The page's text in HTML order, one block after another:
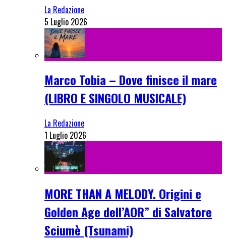
La Redazione
5 Luglio 2026
Marco Tobia – Dove finisce il mare
(LIBRO E SINGOLO MUSICALE)
La Redazione
1 Luglio 2026
MORE THAN A MELODY. Origini e
Golden Age dell’AOR” di Salvatore
Sciumè (Tsunami)